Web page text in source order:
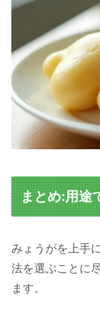
まとめ:用途
みょうがを上手
法を選ぶことに
ます。